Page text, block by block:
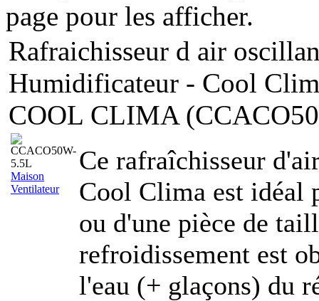
page pour les afficher.
Rafraichisseur d air
Humidificateur - Cool
COOL CLIMA
Maison
Ventilateur
Ce rafraîchisseur
Cool Clima est idéal
ou d'une pièce de
refroidissement est
l'eau (+ glaçons) du